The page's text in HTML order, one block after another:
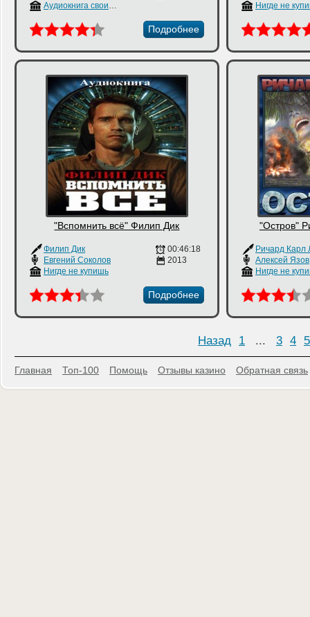
Аудиокнига своими руками
Подробнее
Нигде не
"Вспомнить всё" Филип Дик
Филип Дик
Евгений Соколов
Нигде не купишь
00:46:18
2013
Подробнее
"Остров"
Алексей Язов
Нигде не
Назад 1 ... 3 4 5
Главная Топ-100 Помощь Отзывы казино Обратная связь